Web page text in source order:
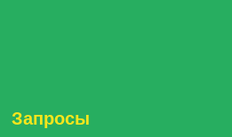
Запросы